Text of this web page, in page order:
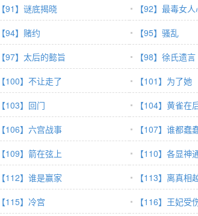
【91】谜底揭晓
【92】最毒女
【94】赌约
【95】骚乱
【97】太后的懿旨
【98】徐氏遗言
【100】不让走了
【101】为了她
【103】回门
【104】黄雀在
【106】六宫战事
【107】谁都蠢
【109】箭在弦上
【110】各显神
【112】谁是赢家
【113】离真相
【115】冷宫
【116】王妃受